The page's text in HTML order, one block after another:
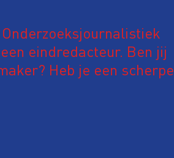
eindredacteur. Ben jij
Heb je een scherpe